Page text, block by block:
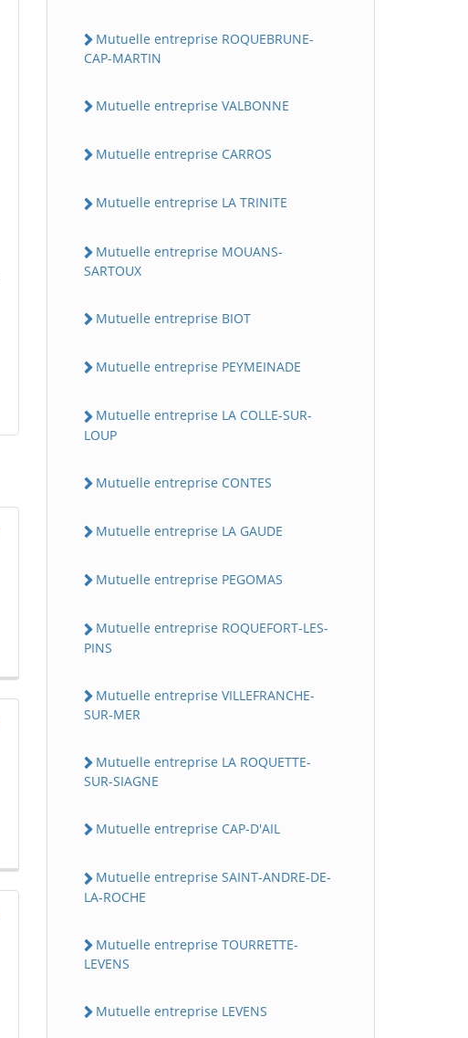
Mutuelle entreprise ROQUEBRUNE-
CAP-MARTIN
Mutuelle entreprise VALBONNE
Mutuelle entreprise CARROS
Mutuelle entreprise LA TRINITE
Mutuelle entreprise MOUANS-
SARTOUX
Mutuelle entreprise BIOT
Mutuelle entreprise PEYMEINADE
Mutuelle entreprise LA COLLE-SUR-
LOUP
Mutuelle entreprise CONTES
Mutuelle entreprise LA GAUDE
Mutuelle entreprise PEGOMAS
Mutuelle entreprise ROQUEFORT-LES-
PINS
Mutuelle entreprise VILLEFRANCHE-
SUR-MER
Mutuelle entreprise LA ROQUETTE-
SUR-SIAGNE
Mutuelle entreprise CAP-D'AIL
Mutuelle entreprise SAINT-ANDRE-DE-
LA-ROCHE
Mutuelle entreprise TOURRETTE-
LEVENS
Mutuelle entreprise LEVENS